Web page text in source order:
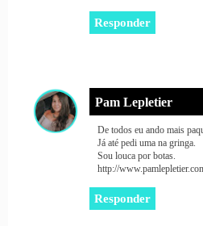
Responder
Pam Lepletier
De todos eu ando mais
Já até pedi uma na gringa.
Sou louca por botas.
http://
Responder